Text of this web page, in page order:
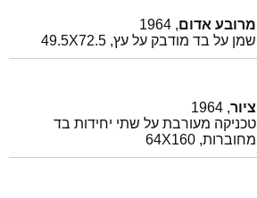
מרובע אדום, 1964
שמן על בד מודבק על עץ, 49.5X72.5
ציור, 1964
טכניקה מעורבת על שתי יחידות בד
מחוברות, 64X160